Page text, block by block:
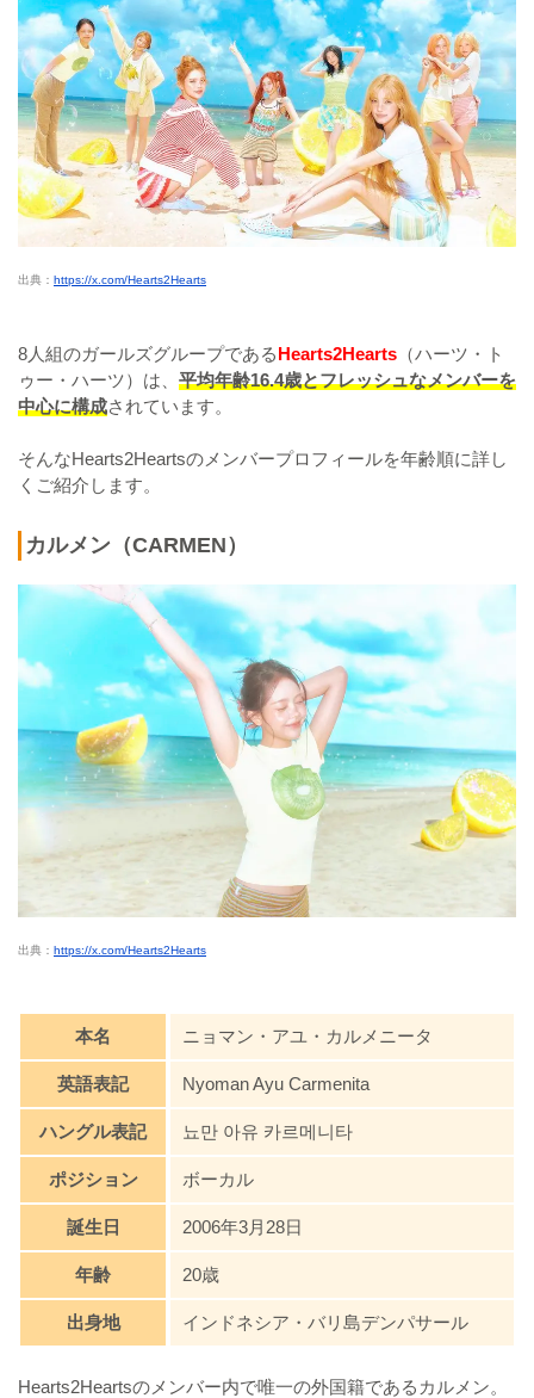
出典： https://x.com/Hearts2Hearts
8人組のガールズグループである Hearts2Hearts （ハーツ・ト
ゥー・ハーツ）は、 平均年齢16.4歳とフレッシュなメンバーを
中心に構成されています。
そんなHearts2Heartsのメンバープロフィールを年齢順に詳し
くご紹介します。
カルメン（CARMEN）
出典： https://x.com/Hearts2Hearts
本名 ニョマン・アユ・カルメニータ
英語表記 Nyoman Ayu Carmenita
ハングル表記 뇨만 아유 카르메니타
ポジション ボーカル
誕生日 2006年3月28日
年齢 20歳
出身地 インドネシア・バリ島デンパサール
Hearts2Heartsのメンバー内で唯一の外国籍であるカルメン。